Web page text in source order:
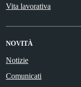
Vita lavorativa
NOVITÀ
Notizie
Comunicati